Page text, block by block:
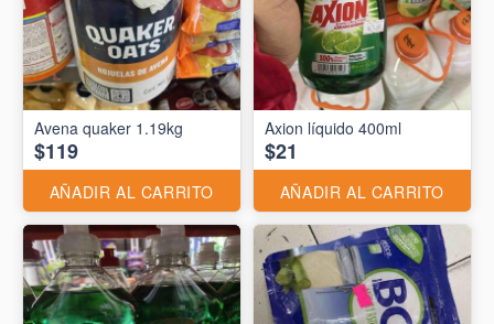
Avena quaker 1.19kg
$119
AÑADIR AL CARRITO
Axion líquido 400ml
$21
AÑADIR AL CARRITO